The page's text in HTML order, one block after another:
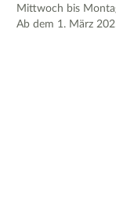
Mittwoch bis
Ab dem 1. März